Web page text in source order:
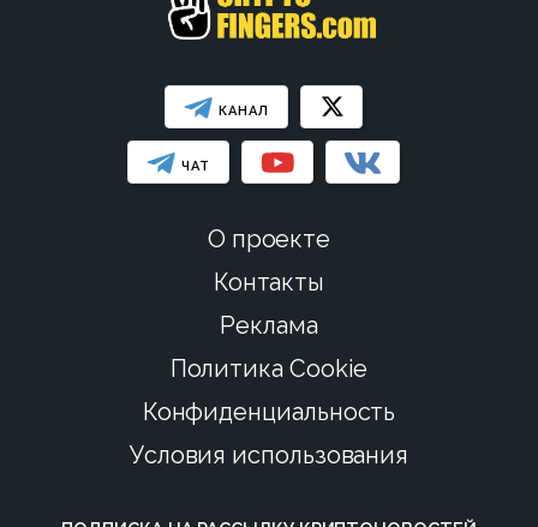
КАНАЛ
ЧАТ
О проекте
Контакты
Реклама
Политика Cookie
Конфиденциальность
Условия использования